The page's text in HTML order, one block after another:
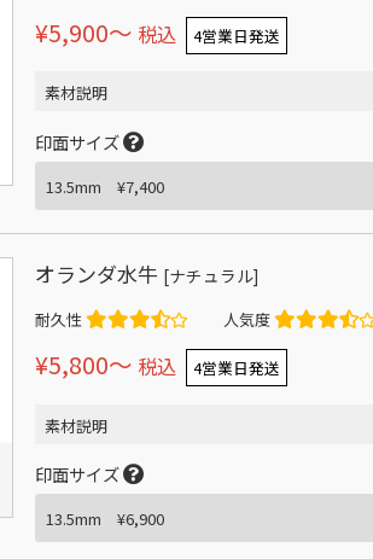
¥5,900〜 税込 4営業日発送
素材説明
印面サイズ
オランダ水牛 [ナチュラル]
耐久性 人気度
¥5,800〜 税込 4営業日発送
素材説明
印面サイズ